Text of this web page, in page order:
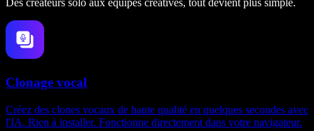
Des créateurs solo aux équipes créatives, tout devient plus simple.
Clonage vocal
Créez des clones vocaux de haute qualité en quelques secondes avec
l'IA. Rien à installer. Fonctionne directement dans votre navigateur.